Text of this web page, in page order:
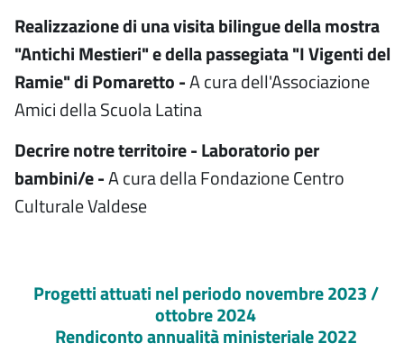
Realizzazione di una visita bilingue della mostra
"Antichi Mestieri" e della passegiata "I Vigenti del
Ramie" di Pomaretto -A cura dell'Associazione
Amici della Scuola Latina
Decrire notre territoire - Laboratorio per
bambini/e -A cura della Fondazione Centro
Culturale Valdese
Progetti attuati nel periodo novembre 2023 /
ottobre 2024
Rendiconto annualità ministeriale 2022